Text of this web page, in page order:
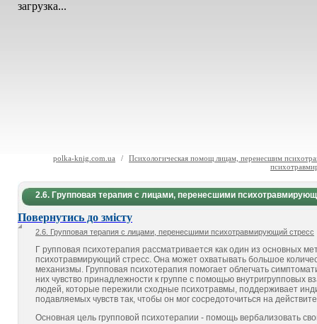
загрузка...
polka-knig.com.ua /
Психологическая помощ лицам, перенесшим
2.6. Групповая терапия с лицами, перенесшими
Повернутись до змісту
2.6. Групповая терапия с лицами, перенесшими психотравмирующий стресс
Г рупповая психотерапия рассматривается как один из основных
психотравмирующий стресс. Она может охватывать большое
механизмы. Групповая психотерапия помогает облегчать
них чувство принадлежности к группе с помощью внутригрупповых
людей, которые пережили сходные психотравмы, поддерживает
подавляемых чувств так, чтобы он мог сосредоточиться на
Основная цель групповой психотерапии - помощь вербализовать